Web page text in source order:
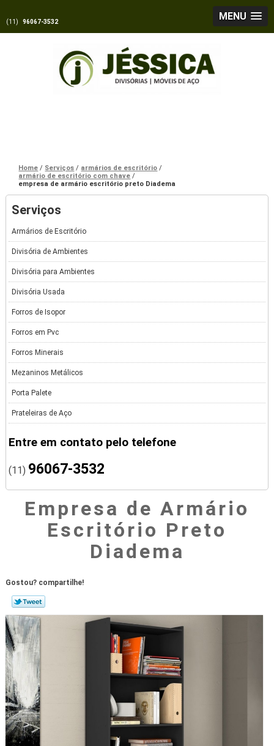
MENU
(11) 96067-3532
Home Serviços
armários de escritório
armário de escritório com chave
empresa de armário escritório preto Diadema
Serviços
Armários de Escritório
Divisória de Ambientes
Divisória para Ambientes
Divisória Usada
Forros de Isopor
Forros em Pvc
Forros Minerais
Mezaninos Metálicos
Porta Palete
Prateleiras de Aço
Entre em contato pelo telefone
(11) 96067-3532
Empresa de Armário
Escritório Preto
Diadema
Gostou? compartilhe!